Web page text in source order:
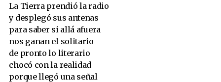
La Tierra prendió la radio
y desplegó sus antenas
para saber si allá afuera
nos ganan el solitario
de pronto lo literario
chocó con la realidad
porque llegó una señal